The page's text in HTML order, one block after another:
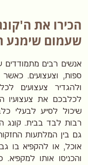
הכירו את
שעמום שימנע
אנשים רבים מתמודדים
ספות, וצעצועים.
ולהגדיר צעצועים
לכלבכם את צעצועיו
שיכול לסייע לבעלי
רבות לבד בבית. קונג
גם בין המלתעות
אוכל, או להקפיא בו
והכניסו אותו